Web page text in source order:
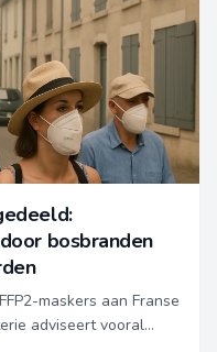
bosbranden
maskers aan Franse
adviseert vooral